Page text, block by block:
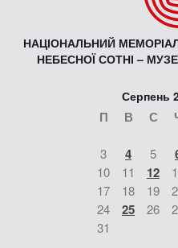
НАЦІОНАЛЬНИЙ
НЕБЕСНОЇ СОТНІ –
Серпень
П В С
3 4 5
10
11 12
17
18 19
24
25 26
31